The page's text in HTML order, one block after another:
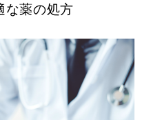
な薬の処方